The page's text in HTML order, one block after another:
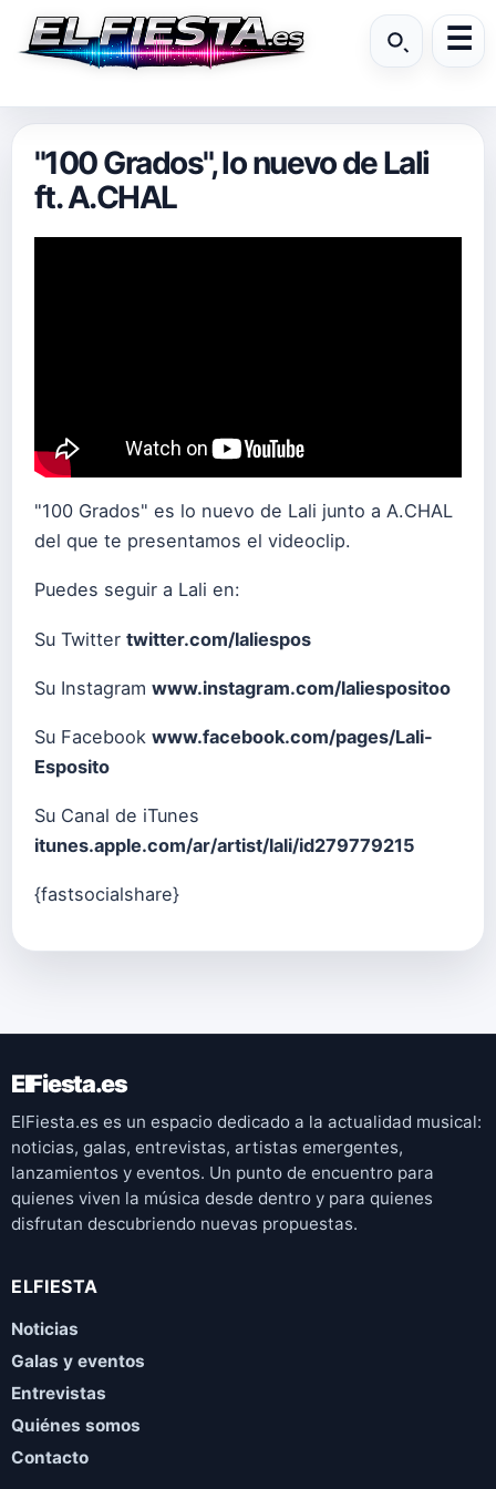
"100 Grados", lo nuevo de Lali
ft. A.CHAL
"100 Grados" es lo nuevo de Lali junto a A.CHAL
del que te presentamos el videoclip.
Puedes seguir a Lali en:
Su Twitter twitter.com/laliespos
Su Instagram www.instagram.com/laliespositoo
Su Facebook www.facebook.com/pages/Lali-
Esposito
Su Canal de iTunes
itunes.apple.com/ar/artist/lali/id279779215
{fastsocialshare}
ElFiesta.es
ElFiesta.es es un espacio dedicado a la actualidad musical:
noticias, galas, entrevistas, artistas emergentes,
lanzamientos y eventos. Un punto de encuentro para
quienes viven la música desde dentro y para quienes
disfrutan descubriendo nuevas propuestas.
ELFIESTA
Noticias
Galas y eventos
Entrevistas
Quiénes somos
Contacto